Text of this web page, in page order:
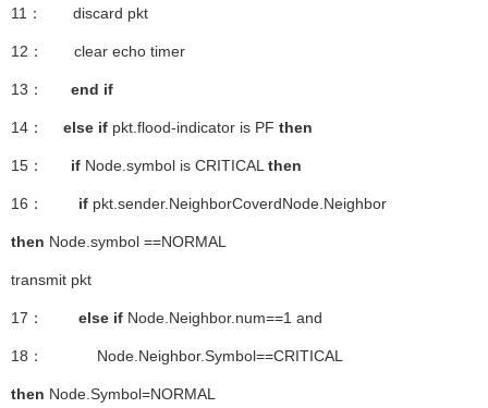
11： discard pkt
12： clear echo timer
13： end if
14： else if pkt.flood-indicator is PF then
15： if Node.symbol is CRITICAL then
16： if pkt.sender.NeighborCoverdNode.Neighbor
then Node.symbol ==NORMAL
transmit pkt
17： else if Node.Neighbor.num==1 and
18： Node.Neighbor.Symbol==CRITICAL
then Node.Symbol=NORMAL